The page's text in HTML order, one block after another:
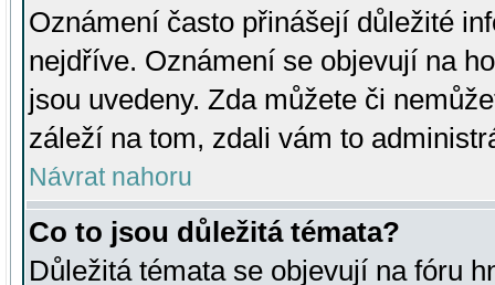
Oznámení často přinášejí důležité
nejdříve. Oznámení se objevují na
jsou uvedeny. Zda můžete či
záleží na tom, zdali vám to
Návrat nahoru
Co to jsou důležitá témata?
Důležitá témata se objevují na fóru